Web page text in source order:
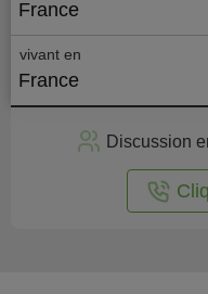
France
vivant en
France
Discussion